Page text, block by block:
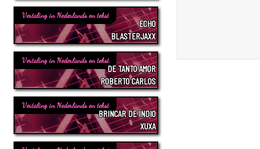
Vertaling in Nederlands en tekst
ECHO
BLASTERJAXX
Vertaling in Nederlands en tekst
DE TANTO AMOR
ROBERTO CARLOS
Vertaling in Nederlands en tekst
BRINCAR DE ÍNDIO
XUXA